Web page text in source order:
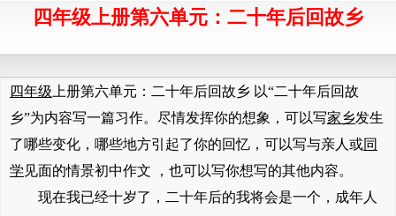
四年级上册第六单元：二十年后回故乡
四年级 上册第六单元：二十年后回故乡 以“二十年后回故
乡”为内容写一篇习作。尽情发挥你的想象，可以写家乡发生
了哪些变化，哪些地方引起了你的回忆，可以写与亲人或同
学 见面的情景初中作文 ，也可以写你想写的其他内容。
现在我已经十岁了，二十年后的我将会是一个，成年人